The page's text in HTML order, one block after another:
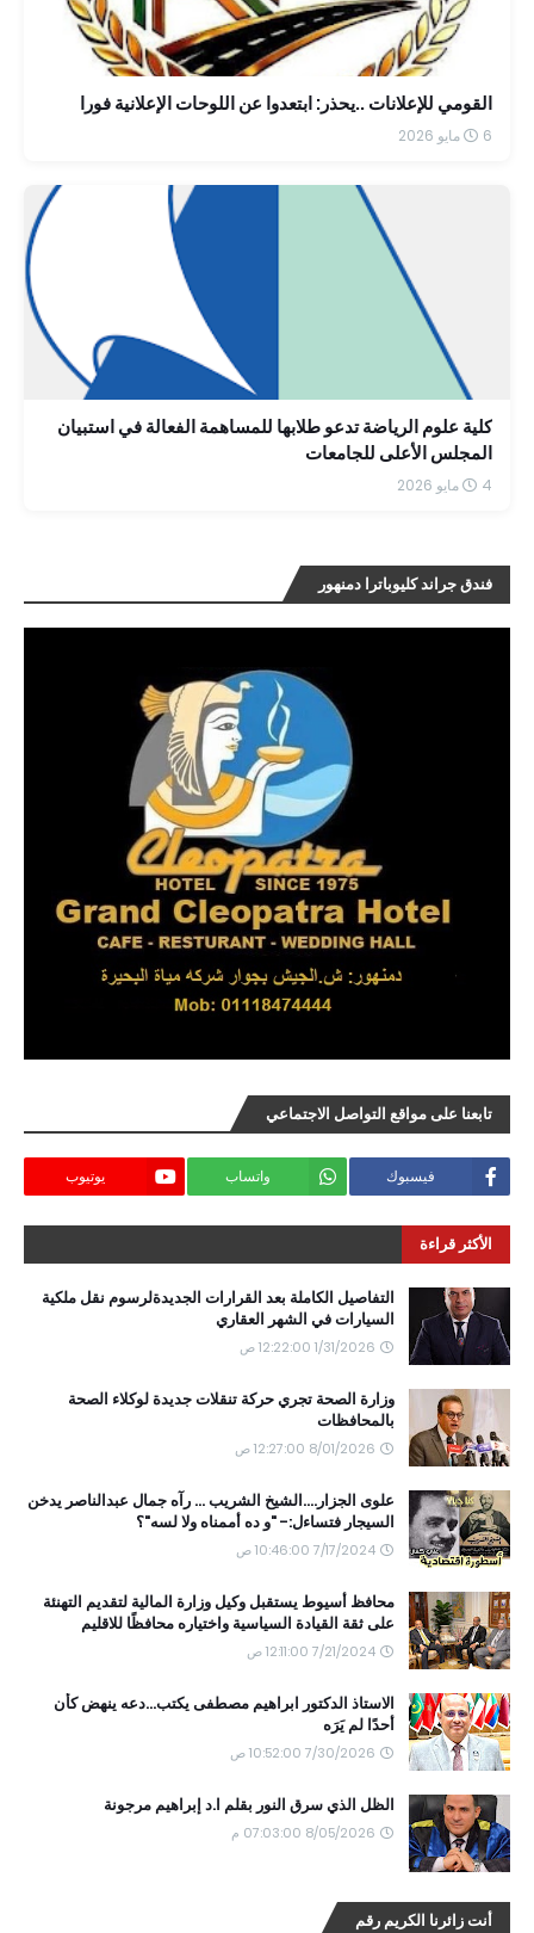
القومي للإعلانات ..يحذر: ابتعدوا عن اللوحات الإعلانية فورا
6 مايو 2026
كلية علوم الرياضة تدعو طلابها للمساهمة الفعالة في استبيان
المجلس الأعلى للجامعات
4 مايو 2026
فندق جراند كليوباترا دمنهور
تابعنا على مواقع التواصل الاجتماعي
فيسبوك واتساب يوتيوب
الأكثر قراءة
التفاصيل الكاملة بعد القرارات الجديدةلرسوم نقل ملكية
السيارات في الشهر العقاري
1/31/2026 12:22:00 ص
وزارة الصحة تجري حركة تنقلات جديدة لوكلاء الصحة
بالمحافظات
8/01/2026 12:27:00 ص
علوى الجزار....الشيخ الشريب ... رآه جمال عبدالناصر يدخن
السيجار فتساءل:- "و ده أممناه ولا لسه"؟
7/17/2024 10:46:00 ص
محافظ أسيوط يستقبل وكيل وزارة المالية لتقديم التهنئة
على ثقة القيادة السياسية واختياره محافظًا للاقليم
7/21/2024 12:11:00 ص
الاستاذ الدكتور ابراهيم مصطفى يكتب...دعه ينهض كأن
أحدًا لم يَرَه
7/30/2026 10:52:00 ص
الظل الذي سرق النور بقلم ا.د إبراهيم مرجونة
8/05/2026 07:03:00 م
أنت زائرنا الكريم رقم